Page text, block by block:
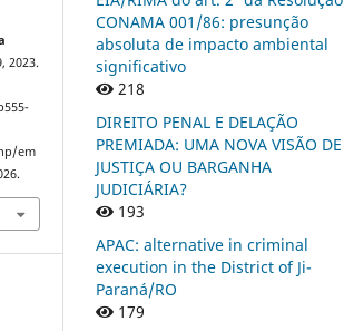
2023.
em
CONAMA 001/86: presunção
absoluta de impacto ambiental
significativo
218
DIREITO PENAL E DELAÇÃO
PREMIADA: UMA NOVA VISÃO DE
JUSTIÇA OU BARGANHA
JUDICIÁRIA?
193
APAC: alternative in criminal
execution in the District of Ji-
Paraná/RO
179